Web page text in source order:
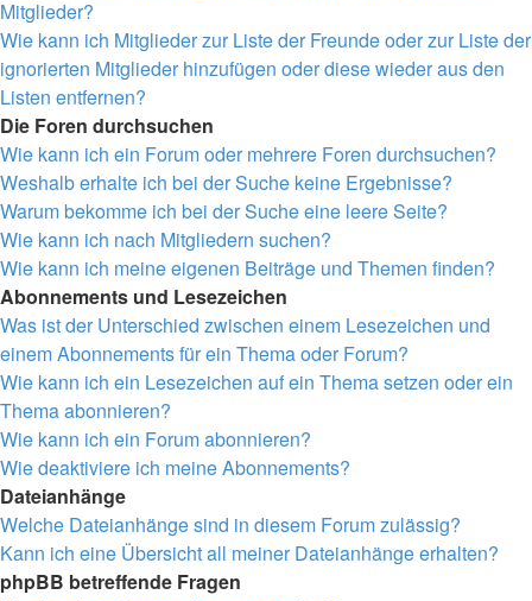
Mitglieder?
Wie kann ich Mitglieder zur Liste der Freunde oder zur Liste der
ignorierten Mitglieder hinzufügen oder diese wieder aus den
Listen entfernen?
Die Foren durchsuchen
Wie kann ich ein Forum oder mehrere Foren durchsuchen?
Weshalb erhalte ich bei der Suche keine Ergebnisse?
Warum bekomme ich bei der Suche eine leere Seite?
Wie kann ich nach Mitgliedern suchen?
Wie kann ich meine eigenen Beiträge und Themen finden?
Abonnements und Lesezeichen
Was ist der Unterschied zwischen einem Lesezeichen und
einem Abonnements für ein Thema oder Forum?
Wie kann ich ein Lesezeichen auf ein Thema setzen oder ein
Thema abonnieren?
Wie kann ich ein Forum abonnieren?
Wie deaktiviere ich meine Abonnements?
Dateianhänge
Welche Dateianhänge sind in diesem Forum zulässig?
Kann ich eine Übersicht all meiner Dateianhänge erhalten?
phpBB betreffende Fragen